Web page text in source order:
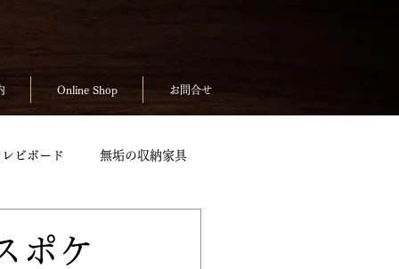
Online Shop お問合せ
ビボード 無垢の収納家具
ポケ